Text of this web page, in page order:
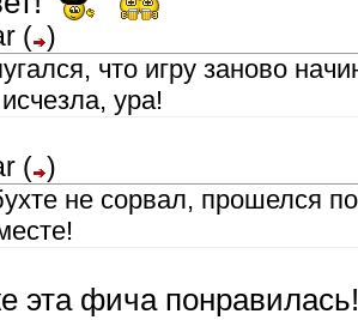
( )
что игру заново
ура!
( )
не сорвал, прошелся
эта фича